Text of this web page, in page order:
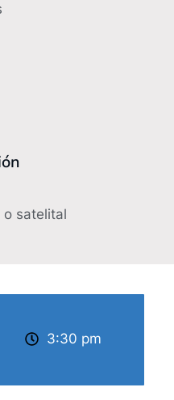
o satelital
3:30 pm